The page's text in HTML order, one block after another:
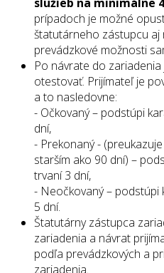
služieb na minimálne
prípadoch je možné
štatutárneho zástupcu aj
prevádzkové možnosti
Po návrate do
otestovať. Prijímateľ je
a to nasledovne:
- Očkovaný – podstúpi
dní,
- Prekonaný -
starším ako 90 dní) –
trvaní 3 dní,
- Neočkovaný –
5 dní.
Štatutárny zástupca
zariadenia a návrat
podľa prevádzkových a
zariadenia.